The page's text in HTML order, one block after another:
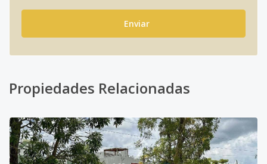
Enviar
Propiedades Relacionadas